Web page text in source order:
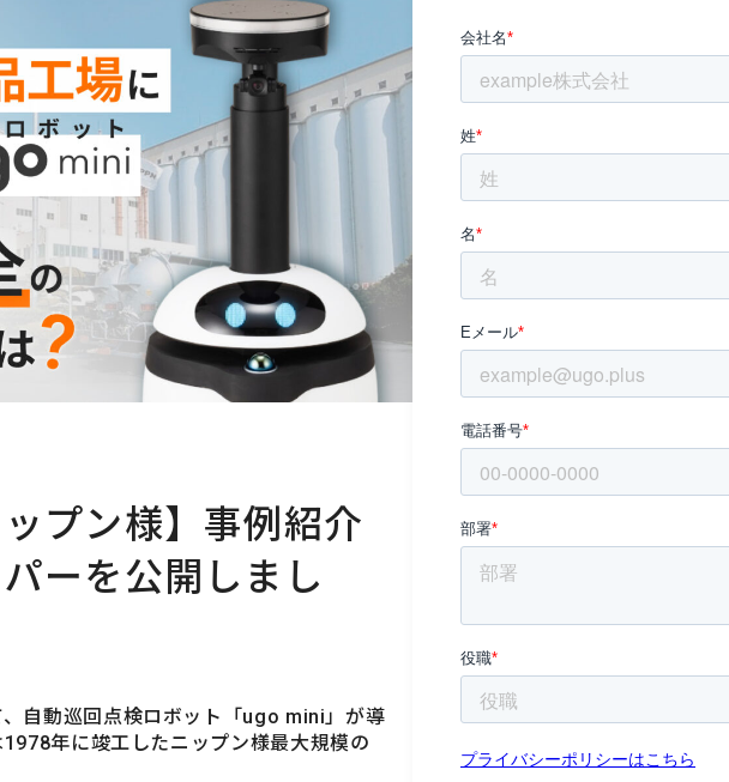
ップン様】事例紹介
ーを公開しまし
自動巡回点検ロボット「ugo mini」が導
年に竣工したニップン様最大規模の